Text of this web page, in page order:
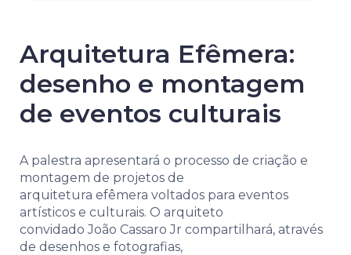
Arquitetura Efêmera:
desenho e montagem
de eventos culturais
A palestra apresentará o processo de criação e
montagem de projetos de
arquitetura efêmera voltados para eventos
artísticos e culturais. O arquiteto
convidado João Cassaro Jr compartilhará, através
de desenhos e fotografias,